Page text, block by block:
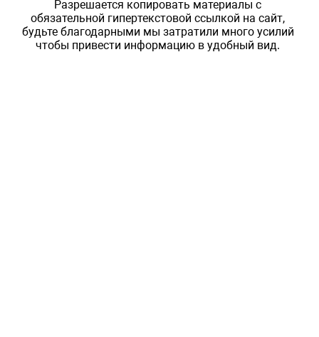
Разрешается копировать материалы с
обязательной гипертекстовой ссылкой на сайт,
будьте благодарными мы затратили много усилий
чтобы привести информацию в удобный вид.